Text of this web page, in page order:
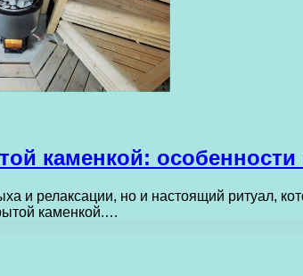
каменкой:
и релаксации, но и настоящий ритуал,
каменкой.…